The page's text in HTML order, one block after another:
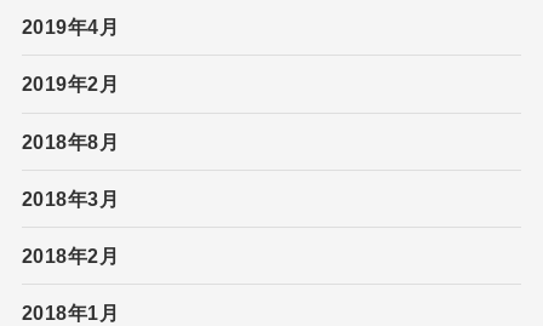
2019年4月
2019年2月
2018年8月
2018年3月
2018年2月
2018年1月